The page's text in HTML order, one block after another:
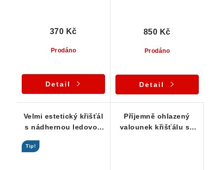
Prodáno
370 Kč
Detail
Prodáno
850 Kč
Detail
Velmi estetický křišťál
s nádhernou ledovou
Tip!
Příjemně ohlazený
valounek křišťálu se